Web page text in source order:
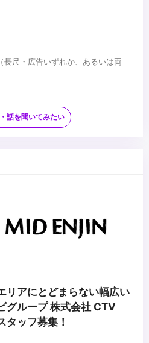
長尺・広告いずれか、あるいは両
話を聞いてみたい
リアにとどまらない幅広い
グループ 株式会社 CTV
タッフ募集！